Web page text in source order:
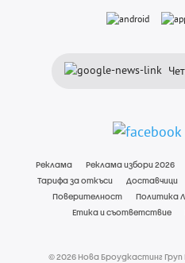
Реклама Реклама избори 2026
Тарифа за откъси
Доставчици
Поверителност
Политика
Етика и съответствие
© 2026 Нова Броудкастинг Груп